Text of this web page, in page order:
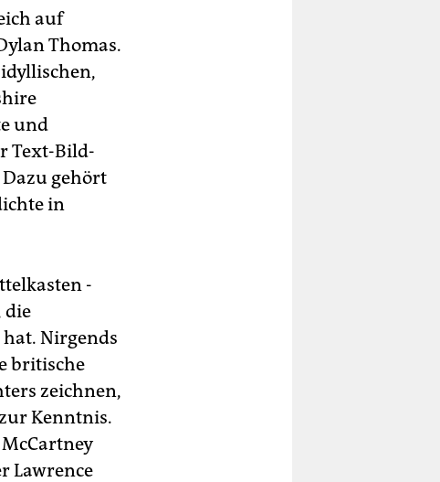
auf
Thomas.
und
Text-Bild-
gehört
in
-
die
Nirgends
britische
zeichnen,
Kenntnis.
Lawrence